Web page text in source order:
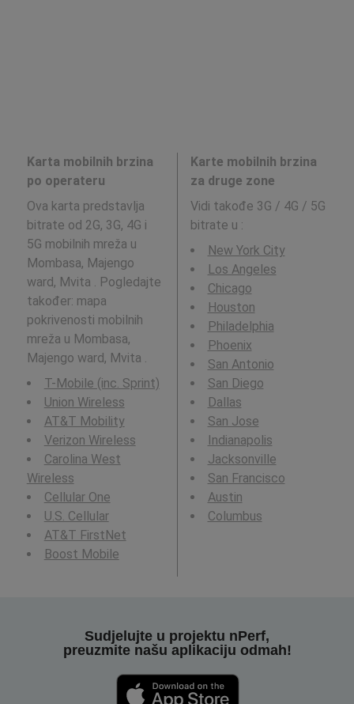
Karta mobilnih brzina
po operateru
Ova karta predstavlja
bitrate od 2G, 3G, 4G i
5G mobilnih mreža u
Mombasa, Majengo
ward, Mvita . Pogledajte
također: mapa
pokrivenosti mobilnih
mreža u Mombasa,
Majengo ward, Mvita .
T-Mobile (inc. Sprint)
Union Wireless
AT&T Mobility
Verizon Wireless
Carolina West
Wireless
Cellular One
U.S. Cellular
AT&T FirstNet
Boost Mobile
Karte mobilnih brzina
za druge zone
Vidi takođe 3G / 4G / 5G
bitrate u :
New York City
Los Angeles
Chicago
Houston
Philadelphia
Phoenix
San Antonio
San Diego
Dallas
San Jose
Indianapolis
Jacksonville
San Francisco
Austin
Columbus
Sudjelujte u projektu nPerf,
preuzmite našu aplikaciju odmah!